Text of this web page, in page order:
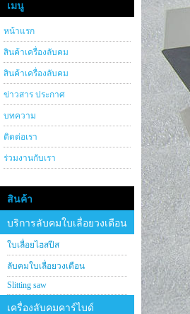
เมนู
หน้าแรก
สินค้าเครื่องลับคม
สินค้าเครื่องลับคม
ข่าวสาร ประกาศ
บทความ
ติดต่อเรา
ร่วมงานกับเรา
สินค้า
บริการลับคมใบเลื่อยวงเดือน
ใบเลื่อยไฮสปีส
ลับคมใบเลื่อยวงเดือน
Slitting saw
เครื่องลับคมคาร์ไบด์